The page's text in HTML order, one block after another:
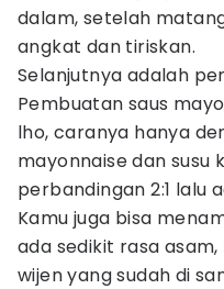
dalam, setelah
angkat dan tiriskan.
Selanjutnya adalah
Pembuatan saus
lho, caranya hanya
mayonnaise dan susu
perbandingan 2:1 lalu
Kamu juga bisa
ada sedikit rasa
wijen yang sudah di